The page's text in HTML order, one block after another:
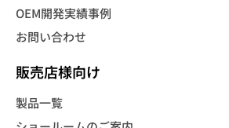
OEM開発実績事例
お問い合わせ
販売店様向け
製品一覧